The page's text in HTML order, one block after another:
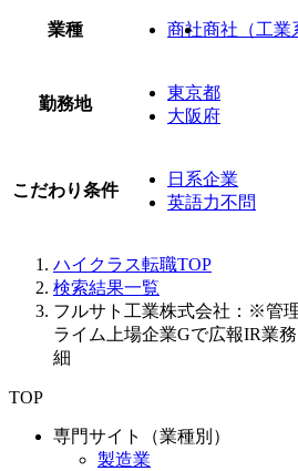
業種 商社商社（工業
勤務地
東京都
大阪府
こだわり条件
日系企業
英語力不問
ハイクラス転職TOP
検索結果一覧
フルサト工業株式会社：※管
ライム上場企業Gで広報IR業
細
TOP
専門サイト（業種別）
製造業